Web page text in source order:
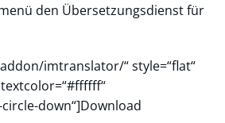
den Übersetzungsdienst für
imtranslator/“ style=“flat“
textcolor=“#ffffff“
down“]Download